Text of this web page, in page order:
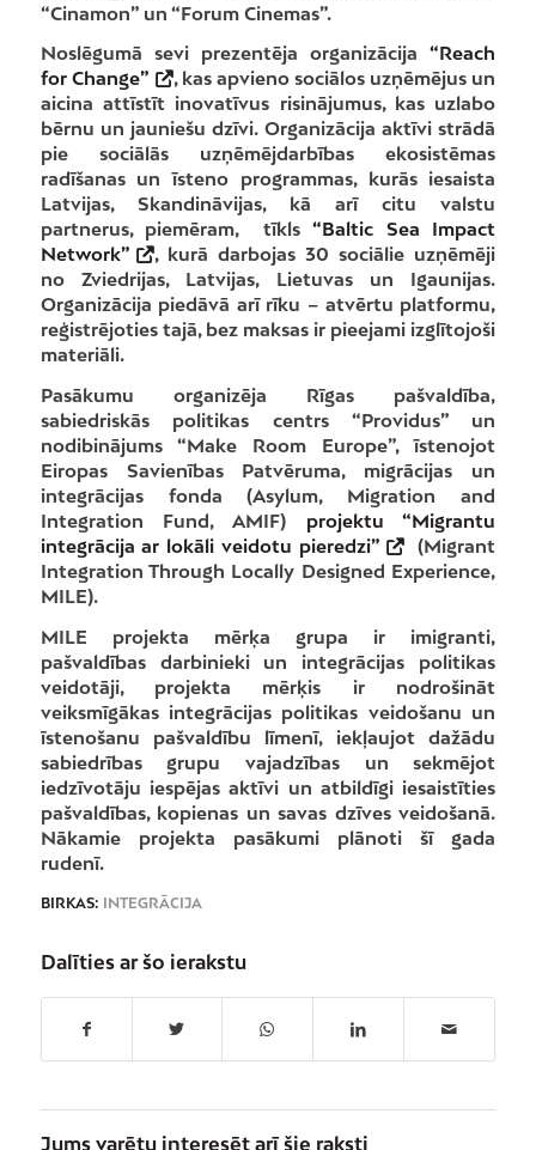
“Cinamon” un “Forum Cinemas”.
Noslēgumā sevi prezentēja organizācija“Reach
for Change”
, kas apvieno sociālos uzņēmējus un
aicina attīstīt inovatīvus risinājumus, kas uzlabo
bērnu un jauniešu dzīvi. Organizācija aktīvi strādā
pie sociālās uzņēmējdarbības ekosistēmas
radīšanas un īsteno programmas, kurās iesaista
Latvijas, Skandināvijas, kā arī citu valstu
partnerus, piemēram, tīkls“Baltic Sea Impact
Network”
, kurā darbojas 30 sociālie uzņēmēji
no Zviedrijas, Latvijas, Lietuvas un Igaunijas.
Organizācija piedāvā arī rīku – atvērtu platformu,
reģistrējoties tajā, bez maksas ir pieejami izglītojoši
materiāli.
Pasākumu organizēja Rīgas pašvaldība,
sabiedriskās politikas centrs “Providus” un
nodibinājums “Make Room Europe”, īstenojot
Eiropas Savienības Patvēruma, migrācijas un
integrācijas fonda (Asylum, Migration and
Integration Fund, AMIF) projektu “Migrantu
integrācija ar lokāli veidotu pieredzi”
(Migrant
Integration Through Locally Designed Experience,
MILE).
MILE projekta mērķa grupa ir imigranti,
pašvaldības darbinieki un integrācijas politikas
veidotāji, projekta mērķis ir nodrošināt
veiksmīgākas integrācijas politikas veidošanu un
īstenošanu pašvaldību līmenī, iekļaujot dažādu
sabiedrības grupu vajadzības un sekmējot
iedzīvotāju iespējas aktīvi un atbildīgi iesaistīties
pašvaldības, kopienas un savas dzīves veidošanā.
Nākamie projekta pasākumi plānoti šī gada
rudenī.
BIRKAS: INTEGRĀCIJA
Dalīties ar šo ierakstu
Jums varētu interesēt arī šie raksti